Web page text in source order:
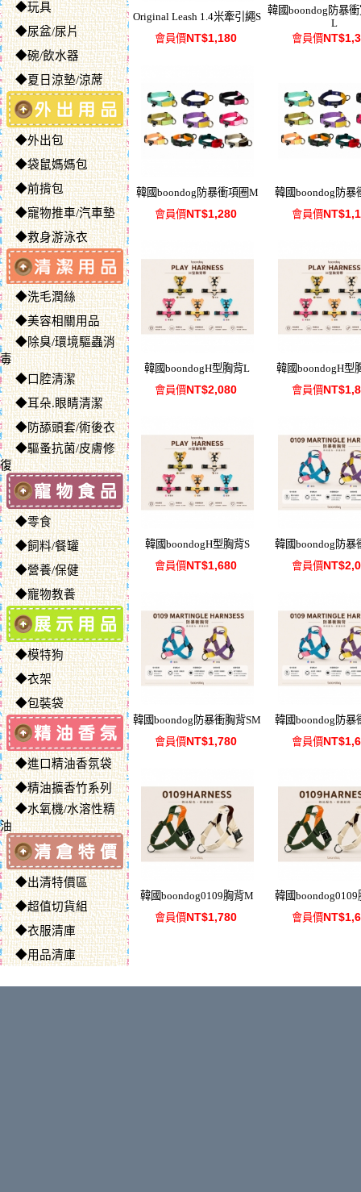
◆玩具
◆尿盆/尿片
◆碗/飲水器
◆夏日涼墊/涼蓆
◆外出包
◆袋鼠媽媽包
◆前揹包
◆寵物推車/汽車墊
◆救身游泳衣
◆洗毛潤絲
◆美容相關用品
◆除臭/環境驅蟲消
毒
◆口腔清潔
◆耳朵.眼睛清潔
◆防舔頭套/術後衣
◆驅蚤抗菌/皮膚修
復
◆零食
◆飼料/餐罐
◆營養/保健
◆寵物教養
◆模特狗
◆衣架
◆包裝袋
◆進口精油香氛袋
◆精油擴香竹系列
◆水氧機/水溶性精
油
◆出清特價區
◆超值切貨組
◆衣服清庫
◆用品清庫
Original Leash 1.4米牽引繩S
會員價NT$1,180
韓國boondog防暴
L
會員價
韓國boondog防暴衝項圈M
會員價NT$1,280
韓國boondog防暴
會員價
韓國boondogH型胸背L
會員價NT$2,080
韓國boondogH型
會員價
韓國boondogH型胸背S
會員價NT$1,680
韓國boondog防暴
會員價
韓國boondog防暴衝胸背SM
會員價NT$1,780
韓國boondog防暴
會員價
韓國boondog0109胸背M
會員價NT$1,780
韓國boondog0109
會員價